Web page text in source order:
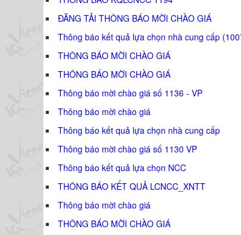
ĐĂNG TẢI THÔNG BÁO MỜI CHÀO GIÁ
Thông báo kết quả lựa chọn nhà cung cấp
THÔNG BÁO MỜI CHÀO GIÁ
THÔNG BÁO MỜI CHÀO GIÁ
Thông báo mời chào giá số 1136 - VP
Thông báo mời chào giá
Thông báo kết quả lựa chọn nhà cung cấp
Thông báo mời chào giá số 1130 VP
Thông báo kết quả lựa chọn NCC
THÔNG BÁO KẾT QUẢ LCNCC_XNTT
Thông báo mời chào giá
THÔNG BÁO MỜI CHÀO GIÁ